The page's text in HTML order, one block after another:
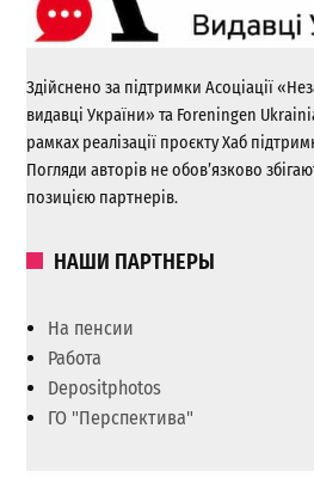
Здійснено за підтримки Асоціації
видавці України» та Foreningen
рамках реалізації проєкту Хаб
Погляди авторів не обов’язково
позицією партнерів.
НАШИ ПАРТНЕРЫ
На пенсии
Работа
Depositphotos
ГО "Перспектива"